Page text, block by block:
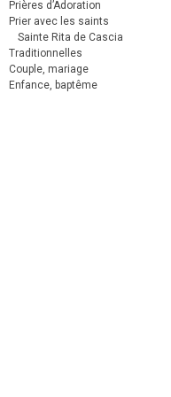
Prières d’Adoration
Prier avec les saints
Sainte Rita de Cascia
Traditionnelles
Couple, mariage
Enfance, baptême